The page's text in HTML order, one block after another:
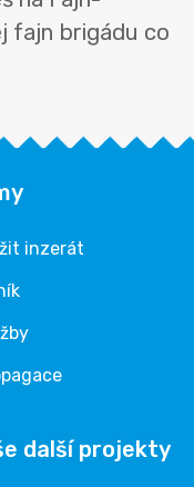
fajn brigádu co
inzerát
další projekty